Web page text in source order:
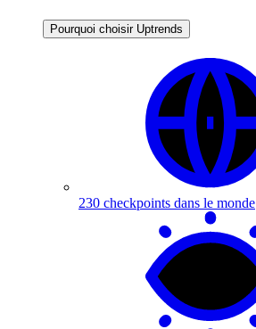
Pourquoi choisir Uptrends
230 checkpoints dans le monde